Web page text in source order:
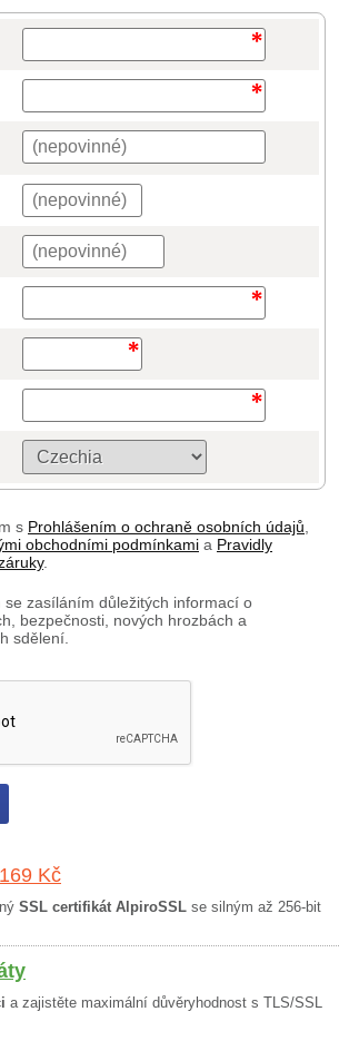
s Prohlášením o ochraně osobních údajů
obchodními podmínkami a Pravidly
.
se zasíláním důležitých informací o
bezpečnosti, nových hrozbách a
sdělení.
Kč
SSL certifikát AlpiroSSL se silným až 256-bit
a zajistěte maximální důvěryhodnost s TLS/SSL